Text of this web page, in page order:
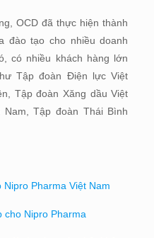
OCD đã thực hiện thành
đào tạo cho nhiều doanh
có nhiều khách hàng lớn
Tập đoàn Điện lực Việt
Tập đoàn Xăng dầu Việt
Tập đoàn Thái Bình
Pharma Việt Nam
cho Nipro Pharma